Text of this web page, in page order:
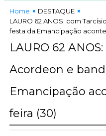
Home
DESTAQUE
LAURO 62 ANOS: com
festa da Emancipação
LAURO 62
Acordeon e
Emancipação
feira (30)